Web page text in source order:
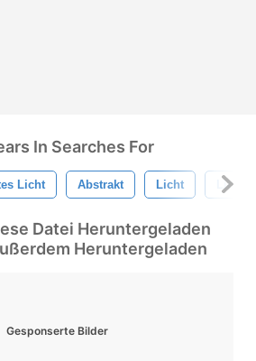
In Searches For
Licht Abstrakt Licht
Datei Heruntergeladen
Heruntergeladen
Gesponserte Bilder